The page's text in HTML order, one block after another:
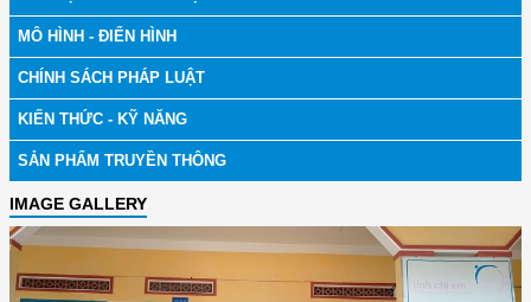
MÔ HÌNH - ĐIỂN HÌNH
CHÍNH SÁCH PHÁP LUẬT
KIẾN THỨC - KỸ NĂNG
SẢN PHẨM TRUYỀN THÔNG
IMAGE GALLERY